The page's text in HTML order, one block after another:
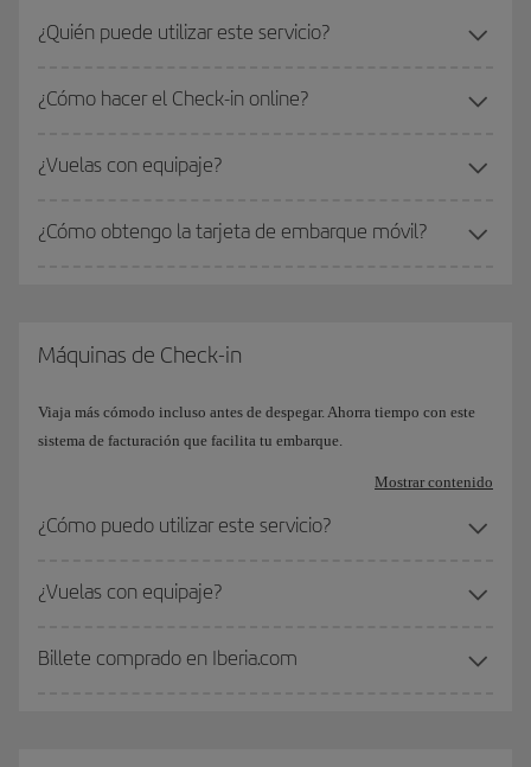
¿Quién puede utilizar este servicio?
¿Cómo hacer el Check-in online?
¿Vuelas con equipaje?
¿Cómo obtengo la tarjeta de embarque móvil?
Máquinas de Check-in
Viaja más cómodo incluso antes de despegar. Ahorra tiempo con este
sistema de facturación que facilita tu embarque.
Mostrar contenido
¿Cómo puedo utilizar este servicio?
¿Vuelas con equipaje?
Billete comprado en Iberia.com